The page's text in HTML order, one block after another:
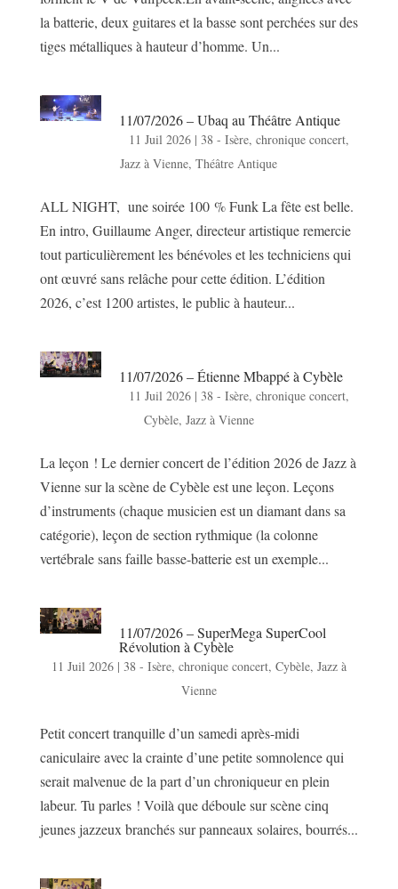
la batterie, deux guitares et la basse sont perchées sur des
tiges métalliques à hauteur d’homme. Un...
11/07/2026 – Ubaq au Théâtre Antique
11 Juil 2026| 38 - Isère, chronique concert,
Jazz à Vienne,Théâtre Antique
ALL NIGHT, une soirée 100 % Funk La fête est belle.
En intro, Guillaume Anger, directeur artistique remercie
tout particulièrement les bénévoles et les techniciens qui
ont œuvré sans relâche pour cette édition. L’édition
2026, c’est 1200 artistes, le public à hauteur...
11/07/2026 – Étienne Mbappé à Cybèle
11 Juil 2026| 38 - Isère, chronique concert,
Cybèle, Jazz à Vienne
La leçon ! Le dernier concert de l’édition 2026 de Jazz à
Vienne sur la scène de Cybèle est une leçon. Leçons
d’instruments (chaque musicien est un diamant dans sa
catégorie), leçon de section rythmique (la colonne
vertébrale sans faille basse-batterie est un exemple...
11/07/2026 – SuperMega SuperCool
Révolution à Cybèle
11 Juil 2026| 38 - Isère, chronique concert, Cybèle, Jazz à
Vienne
Petit concert tranquille d’un samedi après-midi
caniculaire avec la crainte d’une petite somnolence qui
serait malvenue de la part d’un chroniqueur en plein
labeur. Tu parles ! Voilà que déboule sur scène cinq
jeunes jazzeux branchés sur panneaux solaires, bourrés...